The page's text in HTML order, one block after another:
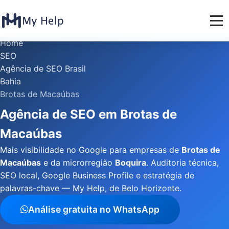
Home
SEO
Agência de SEO Brasil
Bahia
Brotas de Macaúbas
Agência de SEO em Brotas de
Macaúbas
Mais visibilidade no Google para empresas de Brotas de
Macaúbas e da microrregião Boquira. Auditoria técnica,
SEO local, Google Business Profile e estratégia de
palavras-chave — My Help, de Belo Horizonte.
Análise gratuita no WhatsApp